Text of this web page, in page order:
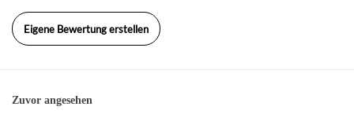
Eigene Bewertung erstellen
Zuvor angesehen